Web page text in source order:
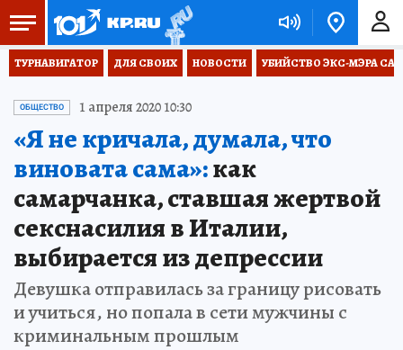
ТУРНАВИГАТОР ДЛЯ СВОИХ НОВОСТИ УБИЙСТВО ЭКС-МЭРА
ОБЩЕСТВО 1 апреля 2020 10:30
«Я не кричала, думала, что
виновата сама»:как
самарчанка, ставшая жертвой
секснасилия в Италии,
выбирается из депрессии
Девушка отправилась за границу рисовать
и учиться, но попала в сети мужчины с
криминальным прошлым